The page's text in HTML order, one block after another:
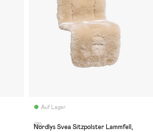
Auf Lager
(0)
Nordlys Svea Sitzpolster Lammfell,